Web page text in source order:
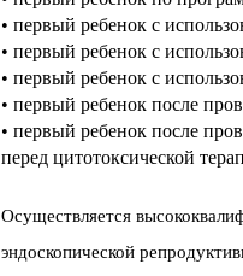
• первый ребенок с
• первый ребенок с
• первый ребенок с
• первый ребенок после
• первый ребенок после
перед цитотоксической
Осуществляется
эндоскопической